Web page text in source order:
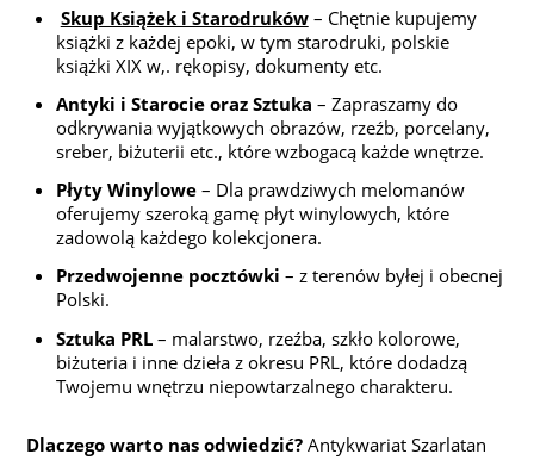
Skup Książek i Starodruków– Chętnie kupujemy
książki z każdej epoki, w tym starodruki, polskie
książki XIX w,. rękopisy, dokumenty etc.
Antyki i Starocie oraz Sztuka – Zapraszamy do
odkrywania wyjątkowych obrazów, rzeźb, porcelany,
sreber, biżuterii etc., które wzbogacą każde wnętrze.
Płyty Winylowe– Dla prawdziwych melomanów
oferujemy szeroką gamę płyt winylowych, które
zadowolą każdego kolekcjonera.
Przedwojenne pocztówki – z terenów byłej i obecnej
Polski.
Sztuka PRL– malarstwo, rzeźba, szkło kolorowe,
biżuteria i inne dzieła z okresu PRL, które dodadzą
Twojemu wnętrzu niepowtarzalnego charakteru.
Dlaczego warto nas odwiedzić? Antykwariat Szarlatan